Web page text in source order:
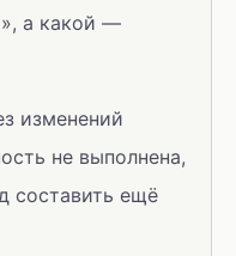
а какой —
изменений
не выполнена,
составить ещё